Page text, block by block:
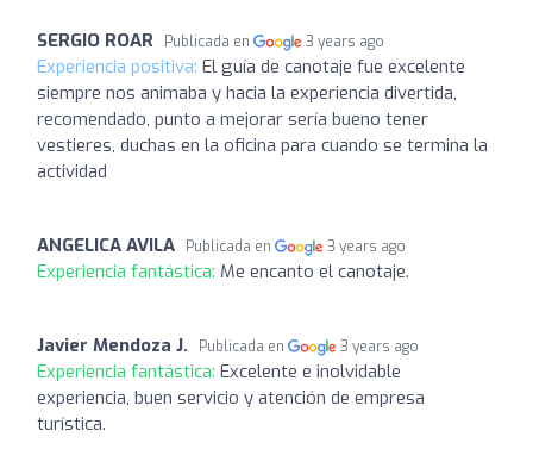
SERGIO ROAR Publicada en 3 years ago
Experiencia positiva: El guía de canotaje fue excelente
siempre nos animaba y hacia la experiencia divertida,
recomendado, punto a mejorar sería bueno tener
vestieres, duchas en la oficina para cuando se termina la
actividad
ANGELICA AVILA Publicada en 3 years ago
Experiencia fantástica: Me encanto el canotaje.
Javier Mendoza J. Publicada en 3 years ago
Experiencia fantástica: Excelente e inolvidable
experiencia, buen servicio y atención de empresa
turística.